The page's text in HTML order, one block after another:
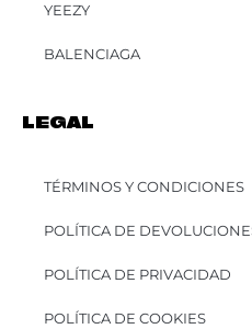
YEEZY
BALENCIAGA
LEGAL
TÉRMINOS Y CONDICIONES
POLÍTICA DE
POLÍTICA DE PRIVACIDAD
POLÍTICA DE COOKIES